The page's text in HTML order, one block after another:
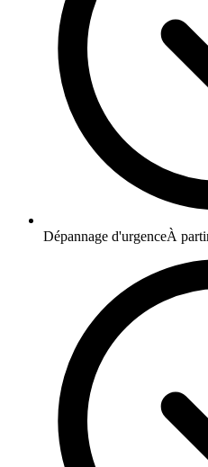
Dépannage d'urgenceÀ